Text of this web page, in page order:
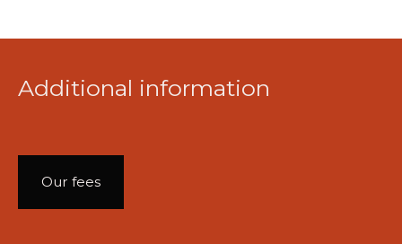
Additional information
Our fees